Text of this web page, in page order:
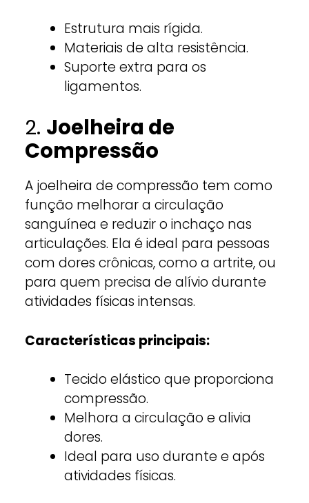
Estrutura mais rígida.
Materiais de alta resistência.
Suporte extra para os
ligamentos.
2. Joelheira de
Compressão
A joelheira de compressão tem como
função melhorar a circulação
sanguínea e reduzir o inchaço nas
articulações. Ela é ideal para pessoas
com dores crônicas, como a artrite, ou
para quem precisa de alívio durante
atividades físicas intensas.
Características principais:
Tecido elástico que proporciona
compressão.
Melhora a circulação e alivia
dores.
Ideal para uso durante e após
atividades físicas.